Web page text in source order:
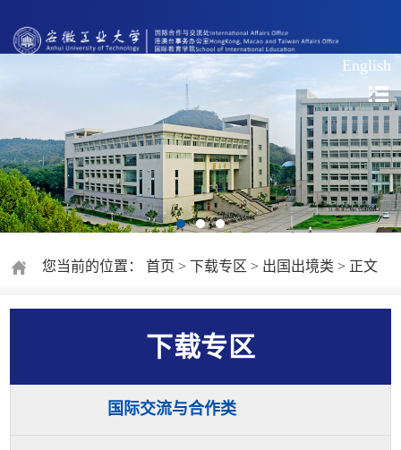
English
您当前的位置：首页 >下载专区 > 出国出境类 > 正文
下载专区
国际交流与合作类